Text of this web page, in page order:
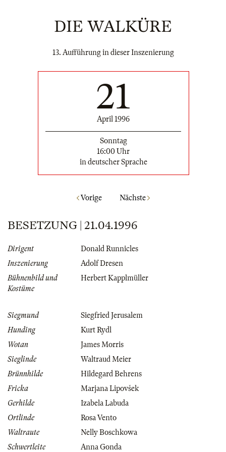
DIE WALKÜRE
13. Aufführung in dieser Inszenierung
21
April 1996
Sonntag
16:00 Uhr
in deutscher Sprache
Vorige Nächste
BESETZUNG | 21.04.1996
Dirigent
Donald Runnicles
Inszenierung
Adolf Dresen
Bühnenbild und
Kostüme
Herbert Kapplmüller
Siegmund
Siegfried Jerusalem
Hunding
Kurt Rydl
Wotan
James Morris
Sieglinde
Waltraud Meier
Brünnhilde
Hildegard Behrens
Fricka
Marjana Lipovšek
Gerhilde
Izabela Labuda
Ortlinde
Rosa Vento
Waltraute
Nelly Boschkowa
Schwertleite
Anna Gonda